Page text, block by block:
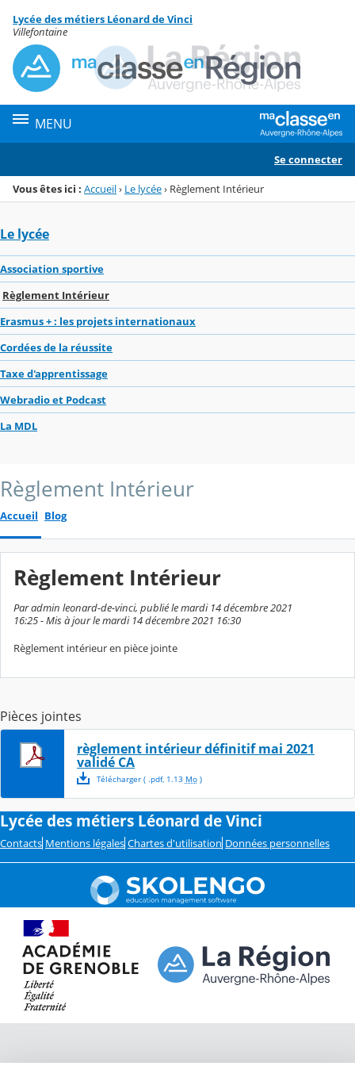
Menu de la rubrique
Contenu
Lycée des métiers Léonard de Vinci
Villefontaine
MENU
Se connecter
Vous êtes ici : Accueil› Le lycée› Règlement Intérieur
Le lycée
Association sportive
Règlement Intérieur
Erasmus + : les projets internationaux
Cordées de la réussite
Taxe d'apprentissage
Webradio et Podcast
La MDL
Règlement Intérieur
Accueil Blog
Règlement Intérieur
Par admin leonard-de-vinci, publié le mardi 14 décembre 2021
16:25 - Mis à jour le mardi 14 décembre 2021 16:30
Règlement intérieur en pièce jointe
Pièces jointes
règlement intérieur définitif mai 2021
validé CA
Télécharger( .pdf, 1.13 Mo)
Lycée des métiers Léonard de Vinci
Contacts Mentions légales Chartes d'utilisation Données personnelles